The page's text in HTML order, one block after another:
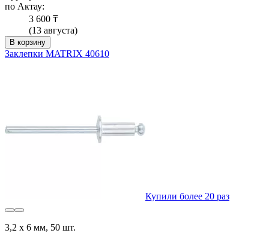
по Актау:
3 600 ₸
(13 августа)
В корзину
Заклепки MATRIX 40610
Купили более 20 раз
3,2 х 6 мм, 50 шт.